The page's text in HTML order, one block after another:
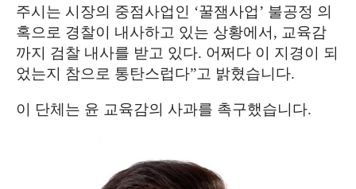
주시는 시장의 중점사업인 ‘꿀잼사업’ 불공정 의
혹으로 경찰이 내사하고 있는 상황에서, 교육감
까지 검찰 내사를 받고 있다. 어쩌다 이 지경이 되
었는지 참으로 통탄스럽다”고 밝혔습니다.
이 단체는 윤 교육감의 사과를 촉구했습니다.